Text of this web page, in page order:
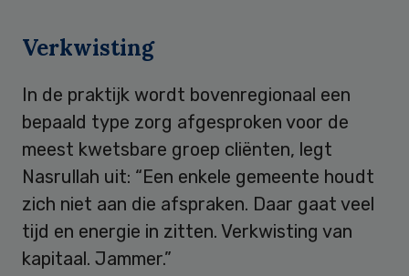
Verkwisting
In de praktijk wordt bovenregionaal een
bepaald type zorg afgesproken voor de
meest kwetsbare groep cliënten, legt
Nasrullah uit: “Een enkele gemeente houdt
zich niet aan die afspraken. Daar gaat veel
tijd en energie in zitten. Verkwisting van
kapitaal. Jammer.”